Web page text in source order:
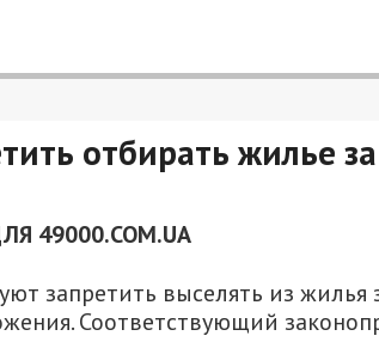
отбирать жилье
49000.COM.UA
запретить выселять из жилья
Соответствующий